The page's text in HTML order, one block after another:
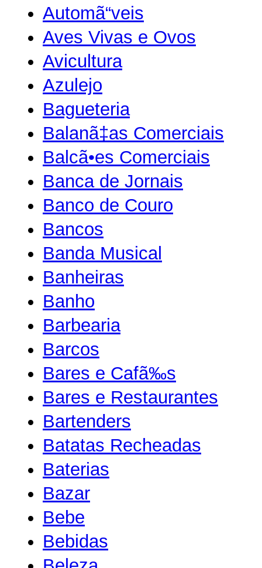
Automã“veis
Aves Vivas e Ovos
Avicultura
Azulejo
Bagueteria
Balanã‡as Comerciais
Balcã•es Comerciais
Banca de Jornais
Banco de Couro
Bancos
Banda Musical
Banheiras
Banho
Barbearia
Barcos
Bares e Cafã‰s
Bares e Restaurantes
Bartenders
Batatas Recheadas
Baterias
Bazar
Bebe
Bebidas